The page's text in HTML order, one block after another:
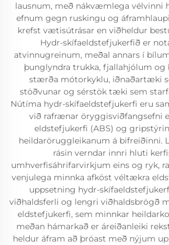
lausnum, með nákvæmlega vélvinni
efnum gegn ruskingu og
krefst vætisútrásar en viðheldur
Hydr-skífaeldstefjukerfið er
atvinnugreinum, meðal annars í
þunglyndra trukka, fjallahjólum og
stærða mótorkyklu, iðnaðartæki
stöðvunar og sérstök tæki sem
Nútíma hydr-skífaeldstefjukerfi eru
við rafrænar öryggisviðfangsefni
eldstefjukerfi (ABS) og
heildaröruggleikanum á bifreiðinni.
rásin verndar innri hluti
umhverfisáhrifarvirkjum eins og ryk,
venjulega minnka afköst véltækra
uppsetning hydr-
viðhaldsferli og lengri viðhaldsbrögð
eldstefjukerfi, sem minnkar
meðan hámarkað er áreiðanleiki
heldur áfram að þróast með nýjum